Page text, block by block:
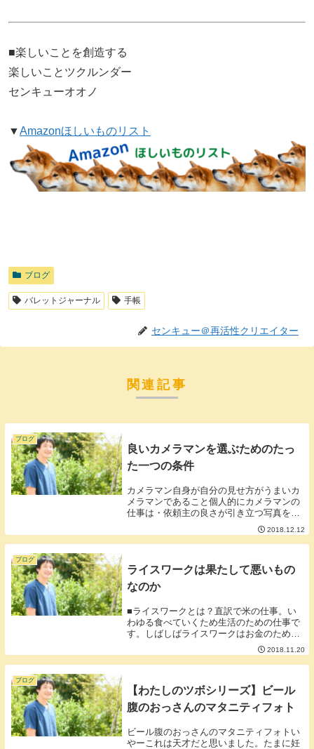
■楽しいことを創造する
楽しいことツクルンダー
センキューオオノ
▼Amazonほしいものリスト
ブログ
バレットジャーナル 手帳
センキュー＠再活性クリエイター
関連記事
ブログ
良いカメラマンを選ぶためのたっ
た一つの条件
カメラマン自身が自分の見せ方がうまいカ
メラマンであること個人的にカメラマンの
仕事は・依頼主の良さが引き立つ写真を撮
ること・依頼主が自然な感じの写真を撮る
ことなのだと思います。カメラマン自身が
自分のよさを引き出せていないのに依頼主
2018.12.12
ブログ
ライスワークは果たして悪いもの
なのか
■ライスワークとは？直訳で米の仕事。い
わゆる食べていくため生活のための仕事で
す。しばしばライスワークはお金のために
時間を割いて働く負け組みや機械的に働い
てやりがいのない収入源として侮辱する言
葉として使われます。■本当にライスワー
2018.11.20
ブログ
【わたしのツボシリーズ】ビール
腹のおっさんのマタニティフォト
ビール腹のおっさんのマタニティフォトい
やーこれは天才だと思いました。たまに妊